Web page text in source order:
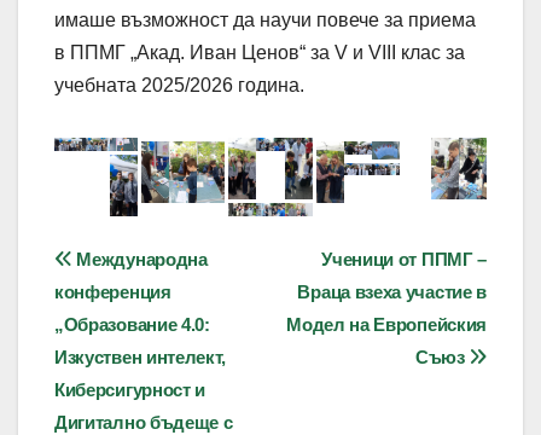
имаше възможност да научи повече за приема
в ППМГ „Акад. Иван Ценов“ за V и VIII клас за
учебната 2025/2026 година.
Навигация
Ученици от ППМГ –
Враца взеха участие в
Модел на Европейския
Съюз
Международна
конференция
„Образование 4.0:
Изкуствен интелект,
Киберсигурност и
Дигитално бъдеще с